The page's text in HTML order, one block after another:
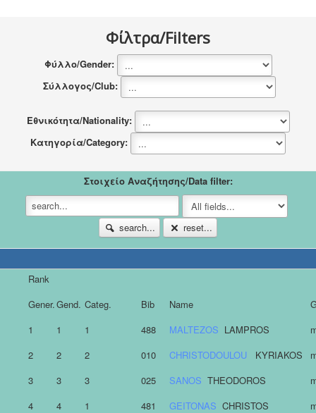
Φίλτρα/Filters
Φύλλο/Gender:
Σύλλογος/Club:
Εθνικότητα/Nationality:
Κατηγορία/Category:
Στοιχείο Αναζήτησης/Data filter:
search... reset...
Rank
Gener.Gend. Categ. Bib Name
1
1 1 488 MALTEZOS LAMPROS
2
2 2 010 CHRISTODOULOU KYRIAKOS
3
3 3 025 SANOS THEODOROS
4
4 1 481 GEITONAS CHRISTOS